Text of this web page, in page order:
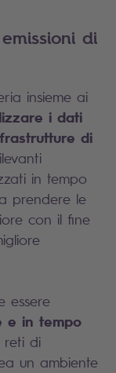
di
insieme ai
i dati
di
in tempo
prendere le
con il fine
essere
e in tempo
reti di
un ambiente